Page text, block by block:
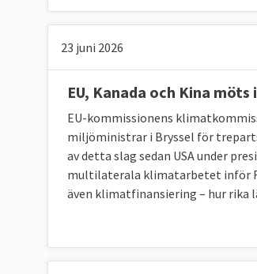
EU och Kina försöker
Tillsammans har de
Fred och säkerhet – EU
säkerhetsfrågor på regional
direkta konsekvenser, mer
informations- och
information, samarbete
23 juni 2026
EU, Kanada och Kina
EU-kommissionens
miljöministrar i Bryssel för
av detta slag sedan USA under
multilaterala klimatarbetet inför
även klimatfinansiering – hur